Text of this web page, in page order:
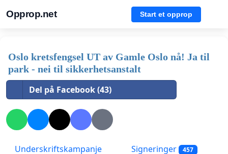
Opprop.net Start et opprop
Oslo kretsfengsel UT av Gamle Oslo nå! Ja til
park - nei til sikkerhetsanstalt
Del på Facebook (43)
Underskriftskampanje Signeringer 457